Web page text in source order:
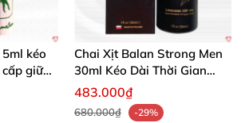
kéo
giữ
Chai Xịt Balan Strong Men
30ml Kéo Dài Thời Gian
Quan Hệ
483.000₫
680.000₫
-29%